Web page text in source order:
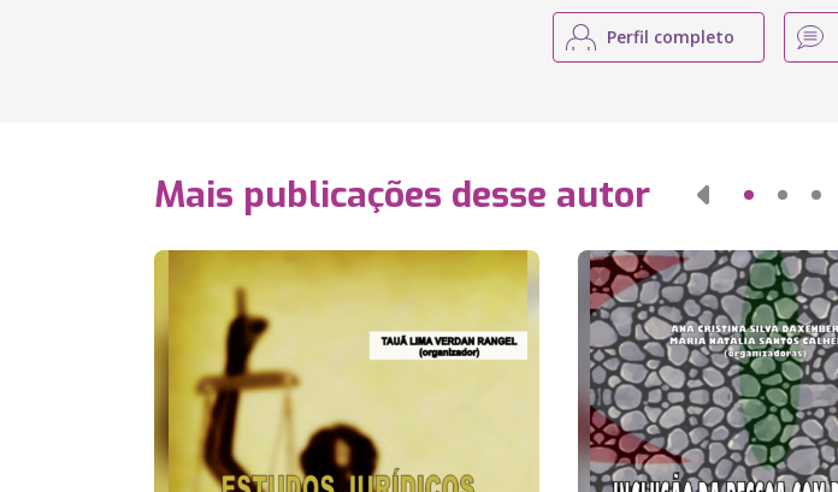
Perfil completo
Mais publicações desse autor